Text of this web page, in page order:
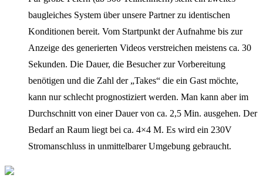
baugleiches System über unsere Partner zu identischen
Konditionen bereit. Vom Startpunkt der Aufnahme bis zur
Anzeige des generierten Videos verstreichen meistens ca. 30
Sekunden. Die Dauer, die Besucher zur Vorbereitung
benötigen und die Zahl der „Takes“ die ein Gast möchte,
kann nur schlecht prognostiziert werden. Man kann aber im
Durchschnitt von einer Dauer von ca. 2,5 Min. ausgehen. Der
Bedarf an Raum liegt bei ca. 4×4 M. Es wird ein 230V
Stromanschluss in unmittelbarer Umgebung gebraucht.